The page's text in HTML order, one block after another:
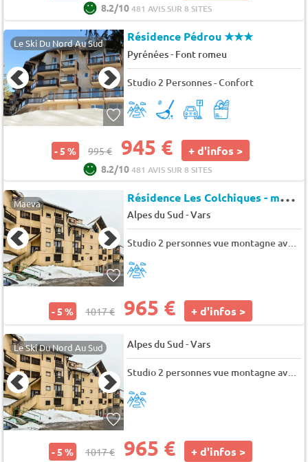
8.2/10481 AVIS SUR 8 SITES
Le Ski Du Nord Au Sud Résidence Pédrou★★★
Pyrénées- Font romeu
Studio 2 Personnes - Confort
- 5 % 995 € 945 € + d'infos >
8.2/10481 AVIS SUR 8 SITES
Maeva R
ésidence Les Colchiques - maeva Home
Alpes du Sud-Vars
Studio 2 personnes vue montagne avec balcon
- 5 % 1017 € 965 € + d'infos >
Le Ski Du Nord Au Sud Alpes du Sud-Vars
Studio 2 personnes vue montagne avec balcon
- 5 % 1017 € 965 € + d'infos >